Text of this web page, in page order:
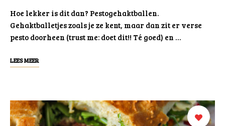
Hoe lekker is dit dan? Pestogehaktballen.
Gehaktballetjes zoals je ze kent, maar dan zit er verse
pesto doorheen (trust me: doet dit!! Té goed) en …
LEES MEER